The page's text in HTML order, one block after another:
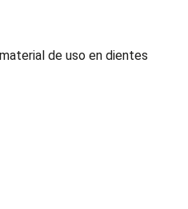
de uso en dientes